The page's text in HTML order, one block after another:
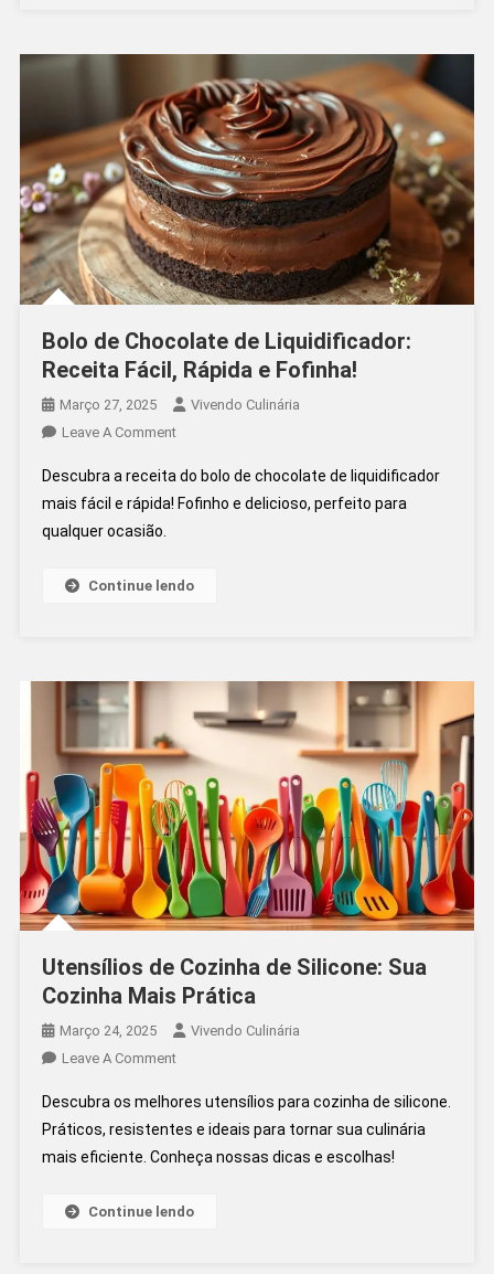
Vovó?
Descubra
O
Segredo!
Bolo de Chocolate de Liquidificador:
Receita Fácil, Rápida e Fofinha!
Março 27, 2025
Vivendo Culinária
Leave A CommentOn
De
Chocolate
Receita
Fofinha!
Descubra a receita do bolo de chocolate de liquidificador
mais fácil e rápida! Fofinho e delicioso, perfeito para
qualquer ocasião.
Continue lendo
Utensílios de Cozinha de Silicone: Sua
Cozinha Mais Prática
Março 24, 2025
Vivendo Culinária
Leave A CommentOn
De
Cozinha
De
Sua
Descubra os melhores utensílios para cozinha de silicone.
Práticos, resistentes e ideais para tornar sua culinária
mais eficiente. Conheça nossas dicas e escolhas!
Continue lendo